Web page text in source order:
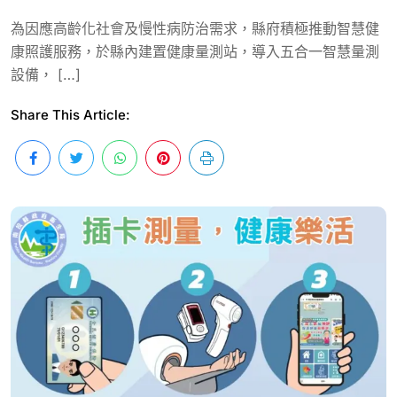
為因應高齡化社會及慢性病防治需求，縣府積極推動智慧健
康照護服務，於縣內建置健康量測站，導入五合一智慧量測
設備， […]
Share This Article: